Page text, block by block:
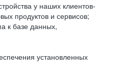
у наших клиентов-
продуктов и сервисов;
к базе данных,
установленных